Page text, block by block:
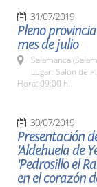
31/07/2019
Pleno
mes de julio
Salamanca
Lugar: Salón de
Hora: 09:00 h.
30/07/2019
Presentación
'Aldehuela de
'Pedrosillo el
en el corazón